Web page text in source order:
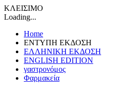
ΚΛΕΙΣΙΜΟ
Loading...
Home
ΕΝΤΥΠΗ ΕΚΔΟΣΗ
ΕΛΛΗΝΙΚΗ ΕΚΔΟΣΗ
ENGLISH EDITION
γαστρονόμος
Φαρμακεία